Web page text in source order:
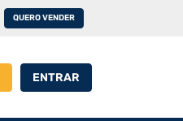
QUERO VENDER
ENTRAR